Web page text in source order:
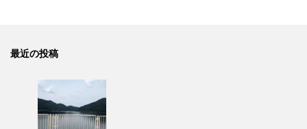
最近の投稿